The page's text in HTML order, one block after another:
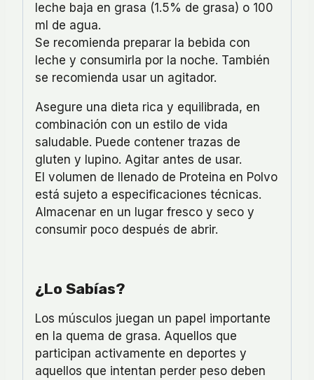
leche baja en grasa (1.5% de grasa) o 100
ml de agua.
Se recomienda preparar la bebida con
leche y consumirla por la noche. También
se recomienda usar un agitador.
Asegure una dieta rica y equilibrada, en
combinación con un estilo de vida
saludable. Puede contener trazas de
gluten y lupino. Agitar antes de usar.
El volumen de llenado de Proteina en Polvo
está sujeto a especificaciones técnicas.
Almacenar en un lugar fresco y seco y
consumir poco después de abrir.
¿Lo Sabías?
Los músculos juegan un papel importante
en la quema de grasa. Aquellos que
participan activamente en deportes y
aquellos que intentan perder peso deben